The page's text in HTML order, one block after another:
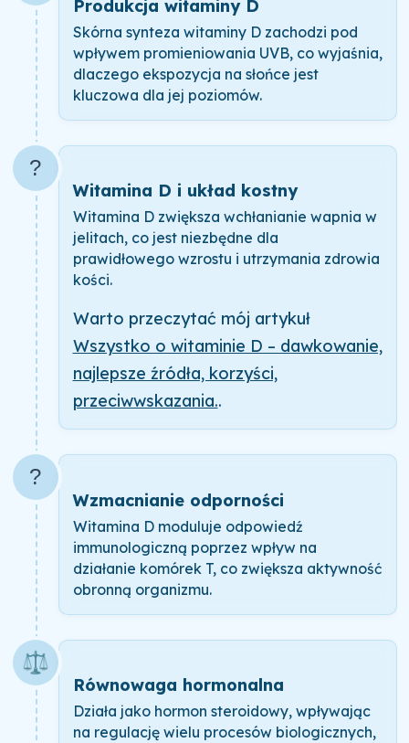
Produkcja witaminy D
Skórna synteza witaminy D zachodzi pod
wpływem promieniowania UVB, co wyjaśnia,
dlaczego ekspozycja na słońce jest
kluczowa dla jej poziomów.
?
Witamina D i układ kostny
Witamina D zwiększa wchłanianie wapnia w
jelitach, co jest niezbędne dla
prawidłowego wzrostu i utrzymania zdrowia
kości.
Warto przeczytać mój artykuł
Wszystko o witaminie D – dawkowanie,
najlepsze źródła, korzyści,
przeciwwskazania..
?️
Wzmacnianie odporności
Witamina D moduluje odpowiedź
immunologiczną poprzez wpływ na
działanie komórek T, co zwiększa aktywność
obronną organizmu.
⚖️
Równowaga hormonalna
Działa jako hormon steroidowy, wpływając
na regulację wielu procesów biologicznych,